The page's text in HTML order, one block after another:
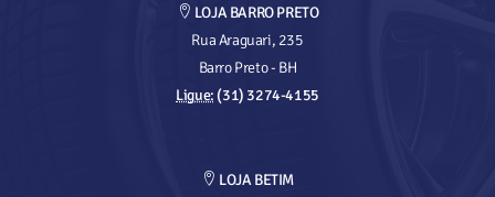
LOJA BARRO PRETO
Rua Araguari, 235
Barro Preto - BH
Ligue:(31) 3274-4155
LOJA BETIM